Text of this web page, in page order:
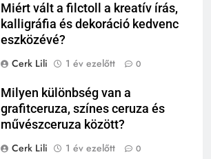
Miért vált a filctoll a kreatív írás,
kalligráfia és dekoráció kedvenc
eszközévé?
Cerk Lili
1 év ezelőtt 0
Milyen különbség van a
grafitceruza, színes ceruza és
művészceruza között?
Cerk Lili
1 év ezelőtt 0